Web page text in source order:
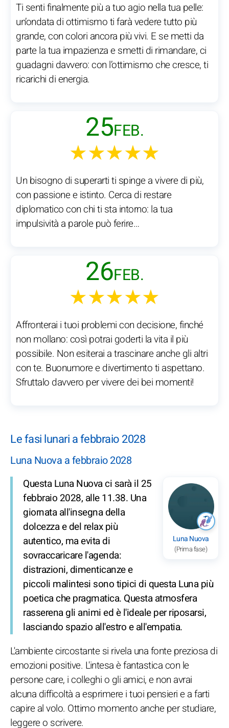
Ti senti finalmente più a tuo agio nella tua pelle:
un’ondata di ottimismo ti farà vedere tutto più
grande, con colori ancora più vivi. E se metti da
parte la tua impazienza e smetti di rimandare, ci
guadagni davvero: con l’ottimismo che cresce, ti
ricarichi di energia.
25FEB.
★★★★★
Un bisogno di superarti ti spinge a vivere di più,
con passione e istinto. Cerca di restare
diplomatico con chi ti sta intorno: la tua
impulsività a parole può ferire…
26FEB.
★★★★★
Affronterai i tuoi problemi con decisione, finché
non mollano: così potrai goderti la vita il più
possibile. Non esiterai a trascinare anche gli altri
con te. Buonumore e divertimento ti aspettano.
Sfruttalo davvero per vivere dei bei momenti!
Le fasi lunari a febbraio 2028
Luna Nuova a febbraio 2028
Luna Nuova
(Prima fase)
Questa Luna Nuova ci sarà il 25
febbraio 2028, alle 11.38. Una
giornata all'insegna della
dolcezza e del relax più
autentico, ma evita di
sovraccaricare l'agenda:
distrazioni, dimenticanze e
piccoli malintesi sono tipici di questa Luna più
poetica che pragmatica. Questa atmosfera
rasserena gli animi ed è l'ideale per riposarsi,
lasciando spazio all'estro e all'empatia.
L'ambiente circostante si rivela una fonte preziosa di
emozioni positive. L'intesa è fantastica con le
persone care, i colleghi o gli amici, e non avrai
alcuna difficoltà a esprimere i tuoi pensieri e a farti
capire al volo. Ottimo momento anche per studiare,
leggere o scrivere.